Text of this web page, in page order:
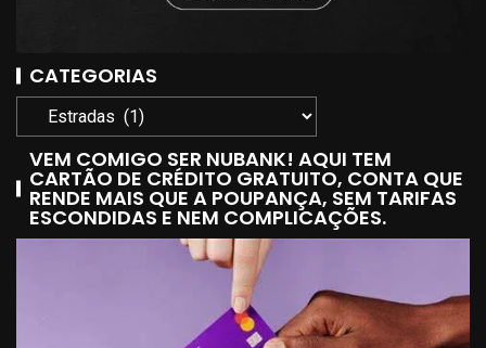
CATEGORIAS
VEM COMIGO SER NUBANK! AQUI TEM
CARTÃO DE CRÉDITO GRATUITO, CONTA QUE
RENDE MAIS QUE A POUPANÇA, SEM TARIFAS
ESCONDIDAS E NEM COMPLICAÇÕES.